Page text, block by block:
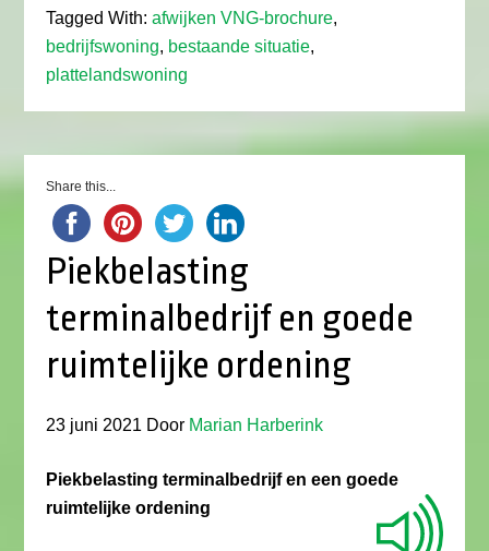
Tagged With:afwijken VNG-brochure,
bedrijfswoning, bestaande situatie,
plattelandswoning
Share this...
Piekbelasting
terminalbedrijf en goede
ruimtelijke ordening
23 juni 2021 Door Marian Harberink
Piekbelasting terminalbedrijf en een goede
ruimtelijke ordening